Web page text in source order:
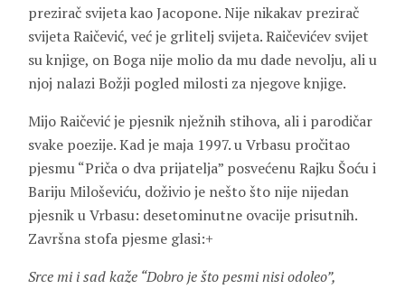
prezirač svijeta kao Jacopone. Nije nikakav prezirač
svijeta Raičević, već je grlitelj svijeta. Raičevićev svijet
su knjige, on Boga nije molio da mu dade nevolju, ali u
njoj nalazi Božji pogled milosti za njegove knjige.
Mijo Raičević je pjesnik nježnih stihova, ali i parodičar
svake poezije. Kad je maja 1997. u Vrbasu pročitao
pjesmu “Priča o dva prijatelja” posvećenuRajku Šoćui
Bariju Miloševiću, doživio je nešto što nije nijedan
pjesnik u Vrbasu: desetominutne ovacije prisutnih.
Završna stofa pjesme glasi:+
Srce mi i sad kaže “Dobro je što pesmi nisi odoleo”,